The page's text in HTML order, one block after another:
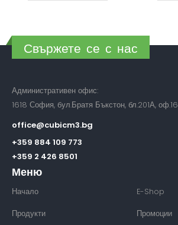
Свържете се с нас
Административен офис:
1618 София, бул.Братя Бъкстон, бл.201А, оф.16
office@cubicm3.bg
+359 884 109 773
+359 2 426 8501
Меню
Начало
Продукти
E-Shop
Промоции